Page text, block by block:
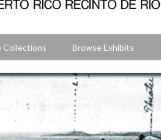
Collections Browse Exhibits